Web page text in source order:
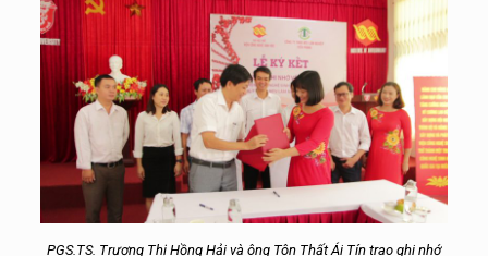
PGS.TS. Trương Thị Hồng Hải và ông Tôn Thất Ái Tín trao ghi nhớ